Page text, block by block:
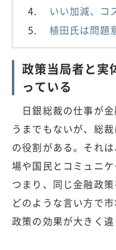
いい加減、コ
植田氏は問題
政策当局者と実
っている
日銀総裁の仕事が
うまでもないが、総
の役割がある。それ
場や国民とコミュニケ
つまり、同じ金融政
どのような言い方で
政策の効果が大きく違